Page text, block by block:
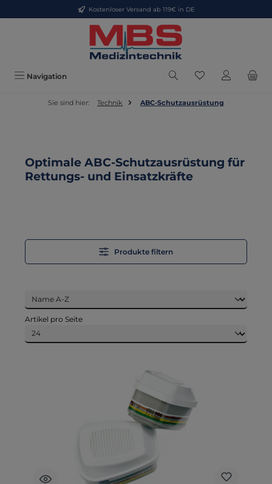
Zum Hauptinhalt springenKostenloser Versand ab 119€ in DE
Navigation Du hast 0
Sie sind hier: Technik ABC-Schutzausrüstung
Optimale ABC-Schutzausrüstung für
Rettungs- und Einsatzkräfte
Produkte filtern
Artikel pro Seite